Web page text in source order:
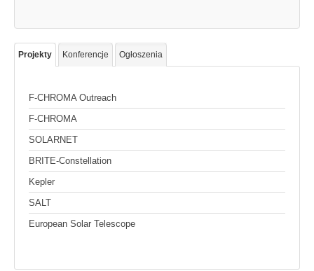
Projekty Konferencje Ogłoszenia
F-CHROMA Outreach
F-CHROMA
SOLARNET
BRITE-Constellation
Kepler
SALT
European Solar Telescope